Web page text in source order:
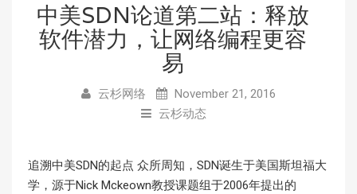
中美SDN论道第二站：释放
软件潜力，让网络编程更容
易
云杉网络
November 21, 2016
云杉动态
追溯中美SDN的起点 众所周知，SDN诞生于美国斯坦福大
学，源于Nick Mckeown教授课题组于2006年提出的